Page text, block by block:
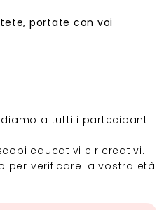
portate con voi
a tutti i partecipanti
educativi e ricreativi.
per verificare la vostra età